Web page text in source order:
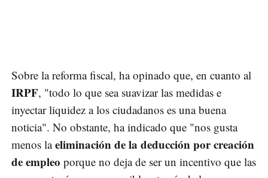
Sobre la reforma fiscal, ha opinado que, en cuanto al
IRPF, "todo lo que sea suavizar las medidas e
inyectar liquidez a los ciudadanos es una buena
noticia". No obstante, ha indicado que "nos gusta
menos laeliminación de la deducción por creación
de empleo porque no deja de ser un incentivo que las